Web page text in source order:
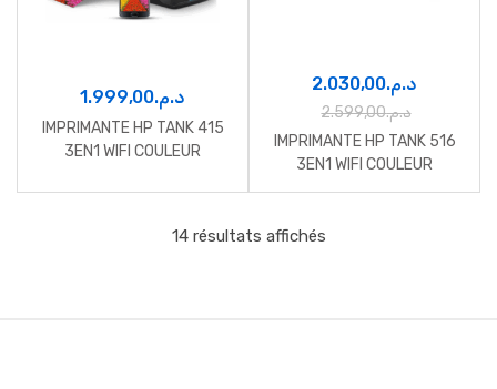
د.م.1.999,00
IMPRIMANTE HP TANK 415
3EN1 WIFI COULEUR
د.م.2.030,00
د.م.2.599,00
IMPRIMANTE HP TANK 516
3EN1 WIFI COULEUR
14 résultats affichés